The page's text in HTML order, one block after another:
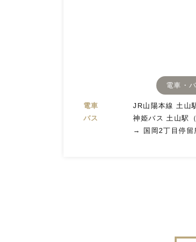
電車・
電車
JR山陽本線 土山
バス
神姫バス 土山駅
→ 国岡2丁目停留